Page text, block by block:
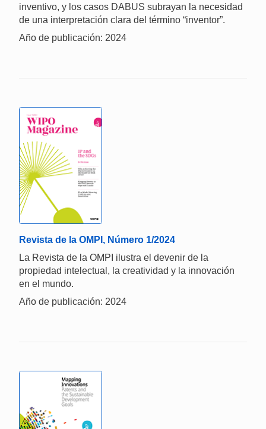
inventivo, y los casos DABUS subrayan la necesidad
de una interpretación clara del término “inventor”.
Año de publicación: 2024
Revista de la OMPI, Número 1/2024
La Revista de la OMPI ilustra el devenir de la
propiedad intelectual, la creatividad y la innovación
en el mundo.
Año de publicación: 2024